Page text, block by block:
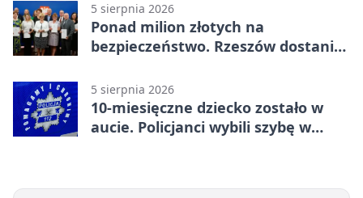
5 sierpnia 2026
Ponad milion złotych na
bezpieczeństwo. Rzeszów dostanie
5 sierpnia 2026
10-miesięczne dziecko zostało w
aucie. Policjanci wybili szybę w